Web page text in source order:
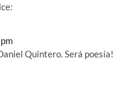
Quintero. Será poesía!